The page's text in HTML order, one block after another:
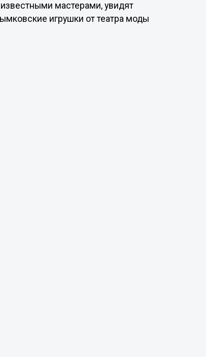
мастерами, увидят
игрушки от театра моды